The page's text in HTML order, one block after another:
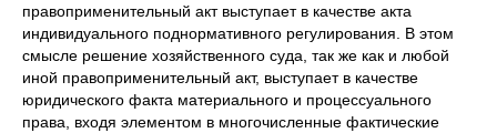
правоприменительный акт выступает в качестве акта
индивидуального поднормативного регулирования. В этом
смысле решение хозяйственного суда, так же как и любой
иной правоприменительный акт, выступает в качестве
юридического факта материального и процессуального
права, входя элементом в многочисленные фактические